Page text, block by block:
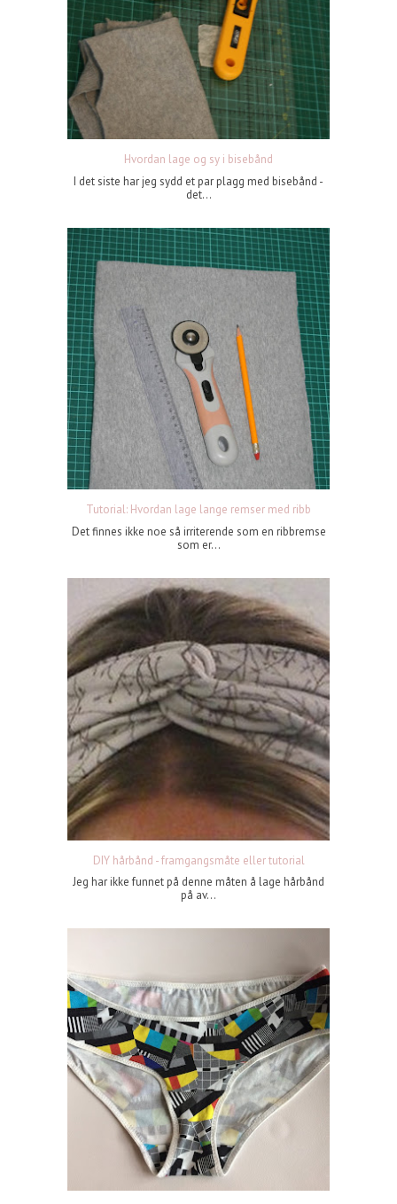
Hvordan lage og sy i bisebånd
I det siste har jeg sydd et par plagg med bisebånd -
det...
Tutorial: Hvordan lage lange remser med ribb
Det finnes ikke noe så irriterende som en ribbremse
som er...
DIY hårbånd - framgangsmåte eller tutorial
Jeg har ikke funnet på denne måten å lage hårbånd
på av...